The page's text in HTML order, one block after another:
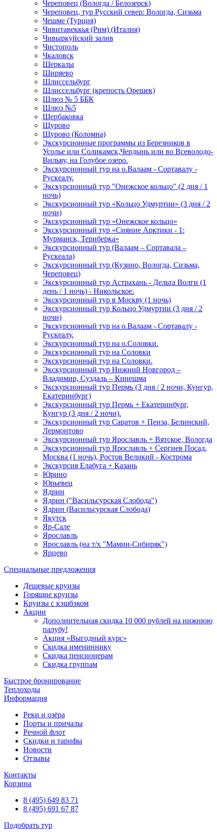
Череповец (Вологда / Белозерск)
Череповец, тур Русский север: Вологда, Сизьма
Чешме (Турция)
Чивитавеккья (Рим) (Италия)
Чивыркуйский залив
Чистополь
Чкаловск
Шеркалы
Ширяево
Шлиссельбург
Шлиссельбург (крепость Орешек)
Шлюз № 5 ББК
Шлюз №5
Щербаковка
Щурово
Щурово (Коломна)
Экскурсионные программы из Березников в
Усолье или Соликамск,Чердынь или во Всеволодо-
Вильву, на Голубое озеро.
Экскурсионный тур на о.Валаам - Сортавалу -
Рускеалу.
Экскурсионный тур "Онежское кольцо" (2 дня / 1
ночь)
Экскурсионный тур «Кольцо Удмуртии» (3 дня / 2
ночи)
Экскурсионный тур «Онежское кольцо»
Экскурсионный тур «Сияние Арктики - 1:
Мурманск, Териберка»
Экскурсионный тур (Валаам – Сортавала –
Рускеала)
Экскурсионный тур (Кузино, Вологда, Сизьма,
Череповец)
Экскурсионный тур Астрахань - Дельта Волги (1
день / 1 ночь) - Никольское.
Экскурсионный тур в Москву (1 ночь)
Экскурсионный тур Кольцо Удмуртии (3 дня / 2
ночи)
Экскурсионный тур на о.Валаам - Сортавалу -
Рускеалу.
Экскурсионный тур на о.Соловки.
Экскурсионный тур на Соловки
Экскурсионный тур на Соловки.
Экскурсионный тур Нижний Новгород –
Владимир, Суздаль – Кинешма
Экскурсионный тур Пермь (3 дня / 2 ночи, Кунгур,
Екатеринбург)
Экскурсионный тур Пермь + Екатеринбург,
Кунгур (3 дня / 2 ночи).
Экскурсионный тур Саратов + Пенза, Белинский,
Лермонтово
Экскурсионный тур Ярославль + Вятское, Вологда
Экскурсионный тур Ярославль + Сергиев Посад,
Москва (1 ночь), Ростов Великий - Кострома
Экскурсия Елабуга + Казань
Юрино
Юрьевец
Ядрин
Ядрин ("Васильсурская Слобода")
Ядрин (Васильсурская Слобода)
Якутск
Яр-Сале
Ярославль
Ярославль (на т/х "Мамин-Сибиряк")
Ярцево
Специальные предложения
Дешевые круизы
Горящие круизы
Круизы с кэшбэком
Акции
Дополнительная скидка 10 000 рублей на нижнюю
палубу!
Акция «Выгодный курс»
Скидка имениннику
Скидка пенсионерам
Скидка группам
Быстрое бронирование
Теплоходы
Информация
Реки и озёра
Порты и причалы
Речной флот
Скидки и тарифы
Новости
Отзывы
Контакты
Корзина
8 (495) 649 83 71
8 (495) 691 67 87
Подобрать тур